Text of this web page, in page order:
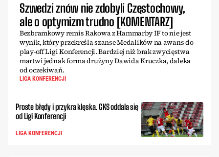
Szwedzi znów nie zdobyli Częstochowy,
ale o optymizm trudno [KOMENTARZ]
Bezbramkowy remis Rakowa z Hammarby IF to nie jest
wynik, który przekreśla szanse Medalików na awans do
play-off Ligi Konferencji. Bardziej niż brak zwycięstwa
martwi jednak forma drużyny Dawida Kruczka, daleka
od oczekiwań.
LIGA KONFERENCJI
Proste błędy i przykra klęska. GKS oddala się
od Ligi Konferencji
LIGA KONFERENCJI